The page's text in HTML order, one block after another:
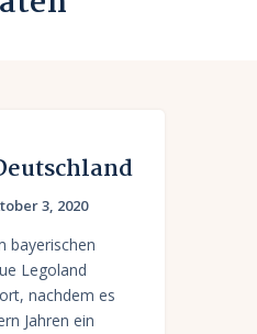
3, 2020
bayerischen
Legoland
nachdem es
Jahren ein